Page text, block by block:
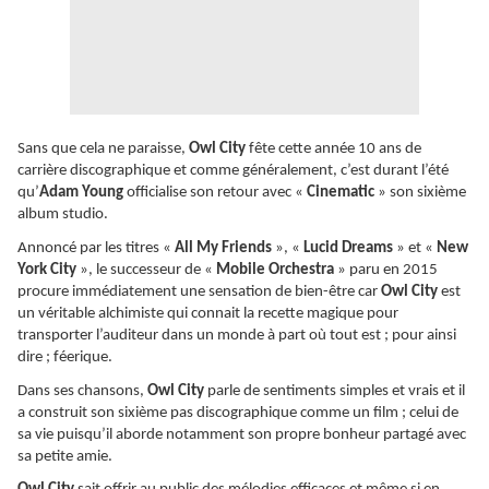
Sans que cela ne paraisse, Owl City fête cette année 10 ans de
carrière discographique et comme généralement, c’est durant l’été
qu’Adam Young officialise son retour avec « Cinematic » son sixième
album studio.
Annoncé par les titres « All My Friends », « Lucid Dreams » et « New
York City », le successeur de « Mobile Orchestra » paru en 2015
procure immédiatement une sensation de bien-être car Owl City est
un véritable alchimiste qui connait la recette magique pour
transporter l’auditeur dans un monde à part où tout est ; pour ainsi
dire ; féerique.
Dans ses chansons, Owl City parle de sentiments simples et vrais et il
a construit son sixième pas discographique comme un film ; celui de
sa vie puisqu’il aborde notamment son propre bonheur partagé avec
sa petite amie.